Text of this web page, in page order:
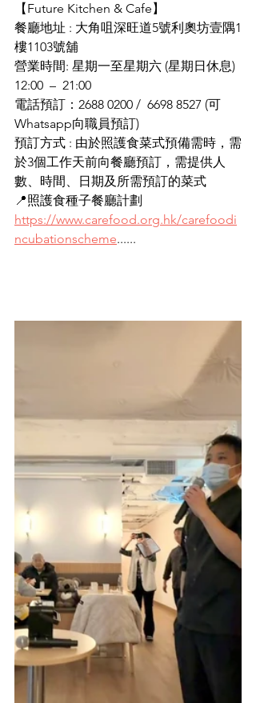
【Future Kitchen & Cafe】
餐廳地址 : 大角咀深旺道5號利奧坊壹隅1
樓1103號舖
營業時間: 星期一至星期六 (星期日休息)
12:00  –  21:00
電話預訂：2688 0200 /  6698 8527 (可
Whatsapp向職員預訂)
預訂方式 : 由於照護食菜式預備需時，需
於3個工作天前向餐廳預訂，需提供人
數、時間、日期及所需預訂的菜式
📍照護食種子餐廳計劃
https://www.carefood.org.hk/carefoodi
ncubationscheme......